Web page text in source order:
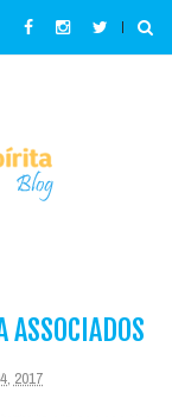
ASSOCIADOS
2017